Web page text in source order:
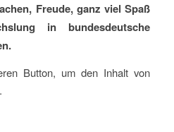
Freude, ganz viel Spaß
in bundesdeutsche
Button, um den Inhalt von